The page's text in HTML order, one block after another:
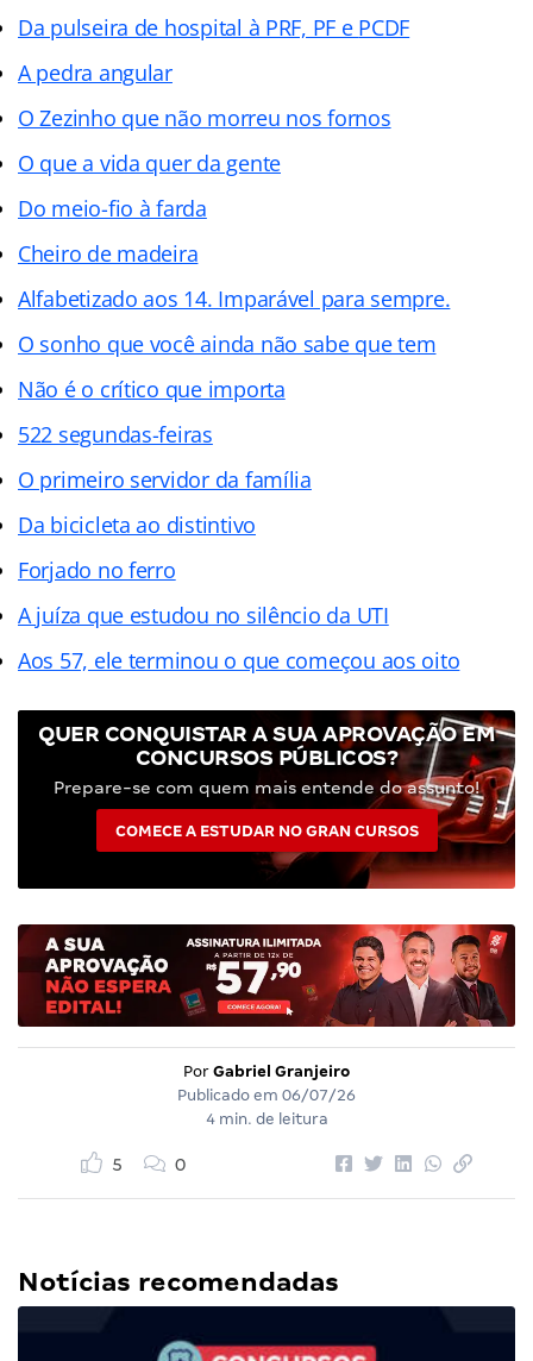
Da pulseira de hospital à PRF, PF e PCDF
A pedra angular
O Zezinho que não morreu nos fornos
O que a vida quer da gente
Do meio-fio à farda
Cheiro de madeira
Alfabetizado aos 14. Imparável para sempre.
O sonho que você ainda não sabe que tem
Não é o crítico que importa
522 segundas-feiras
O primeiro servidor da família
Da bicicleta ao distintivo
Forjado no ferro
A juíza que estudou no silêncio da UTI
Aos 57, ele terminou o que começou aos oito
QUER CONQUISTAR A SUA APROVAÇÃO EM
CONCURSOS PÚBLICOS?
Prepare-se com quem mais entende do assunto!
COMECE A ESTUDAR NO GRAN CURSOS
Por Gabriel Granjeiro
Publicado em 06/07/26
4 min. de leitura
5 0
Notícias recomendadas